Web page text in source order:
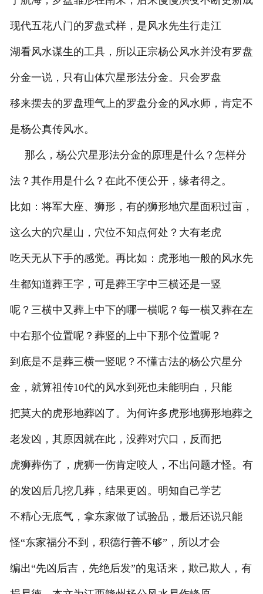
现代五花八门的罗盘式样，是风水先生行走江
湖看风水谋生的工具，所以正宗杨公风水并没有罗盘
分金一说，只有山体穴星形法分金。只会罗盘
移来摆去的罗盘理气上的罗盘分金的风水师，肯定不
是杨公真传风水。
那么，杨公穴星形法分金的原理是什么？怎样分
法？其作用是什么？在此不便公开，缘者得之。
比如：将军大座、狮形，有的狮形地穴星面积过亩，
这么大的穴星山，穴位不知点何处？大有老虎
吃天无从下手的感觉。再比如：虎形地一般的风水先
生都知道葬王字，可是葬王字中三横还是一竖
呢？三横中又葬上中下的哪一横呢？每一横又葬在左
中右那个位置呢？葬竖的上中下那个位置呢？
到底是不是葬三横一竖呢？不懂古法的杨公穴星分
金，就算祖传10代的风水到死也未能明白，只能
把莫大的虎形地葬凶了。为何许多虎形地狮形地葬之
老发凶，其原因就在此，没葬对穴口，反而把
虎狮葬伤了，虎狮一伤肯定咬人，不出问题才怪。有
的发凶后几挖几葬，结果更凶。明知自己学艺
不精心无底气，拿东家做了试验品，最后还说只能
怪“东家福分不到，积德行善不够”，所以才会
编出“先凶后吉，先绝后发”的鬼话来，欺己欺人，有